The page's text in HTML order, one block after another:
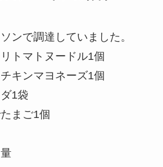
ンで調達していました。
トマトヌードル1個
キンマヨネーズ1個
1袋
まご1個